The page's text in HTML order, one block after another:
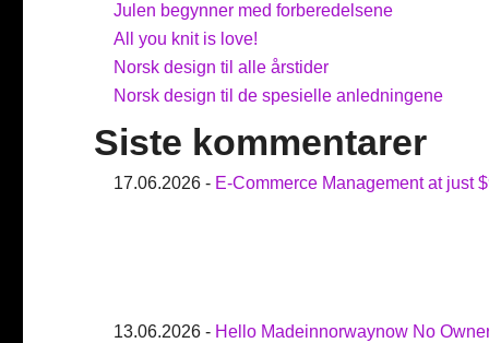
Julen begynner med forberedelsene
All you knit is love!
Norsk design til alle årstider
Norsk design til de spesielle anledningene
Siste kommentarer
17.06.2026 - E-Commerce Management at just
13.06.2026 - Hello Madeinnorwaynow No